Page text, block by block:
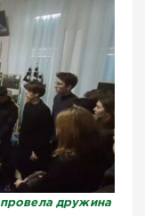
дружина